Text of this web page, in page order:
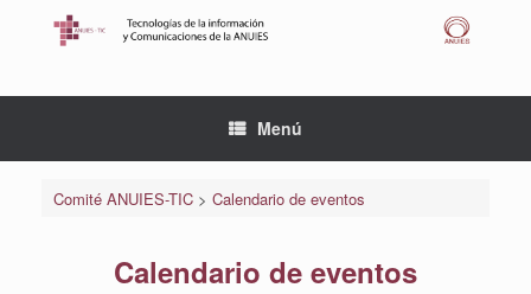
Menú
Comité ANUIES-TIC> Calendario de eventos
Calendario de eventos